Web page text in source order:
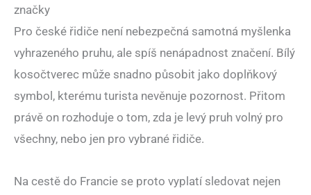
značky
Pro české řidiče není nebezpečná samotná myšlenka
vyhrazeného pruhu, ale spíš nenápadnost značení. Bílý
kosočtverec může snadno působit jako doplňkový
symbol, kterému turista nevěnuje pozornost. Přitom
právě on rozhoduje o tom, zda je levý pruh volný pro
všechny, nebo jen pro vybrané řidiče.
Na cestě do Francie se proto vyplatí sledovat nejen